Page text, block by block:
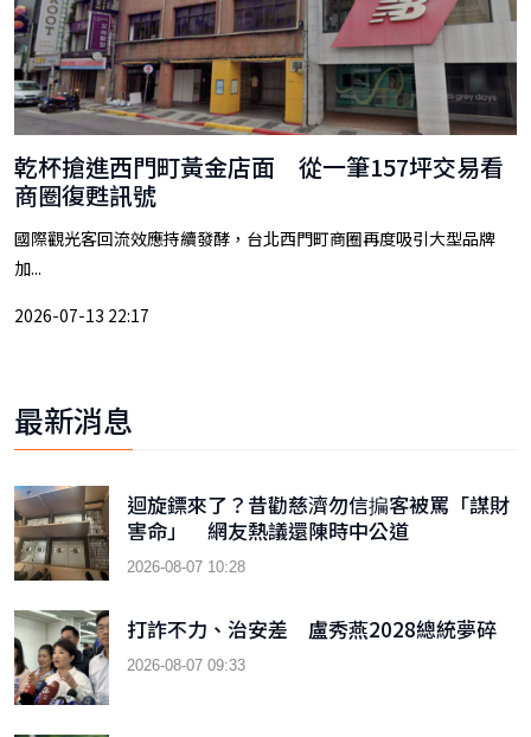
乾杯搶進西門町黃金店面 從一筆157坪交易看
商圈復甦訊號
國際觀光客回流效應持續發酵，台北西門町商圈再度吸引大型品牌
加...
2026-07-13 22:17
最新消息
迴旋鏢來了？昔勸慈濟勿信揙客被罵「謀財
害命」 網友熱議還陳時中公道
2026-08-07 10:28
打詐不力、治安差 盧秀燕2028總統夢碎
2026-08-07 09:33